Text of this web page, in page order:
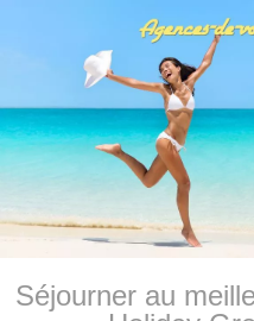
Séjourner au